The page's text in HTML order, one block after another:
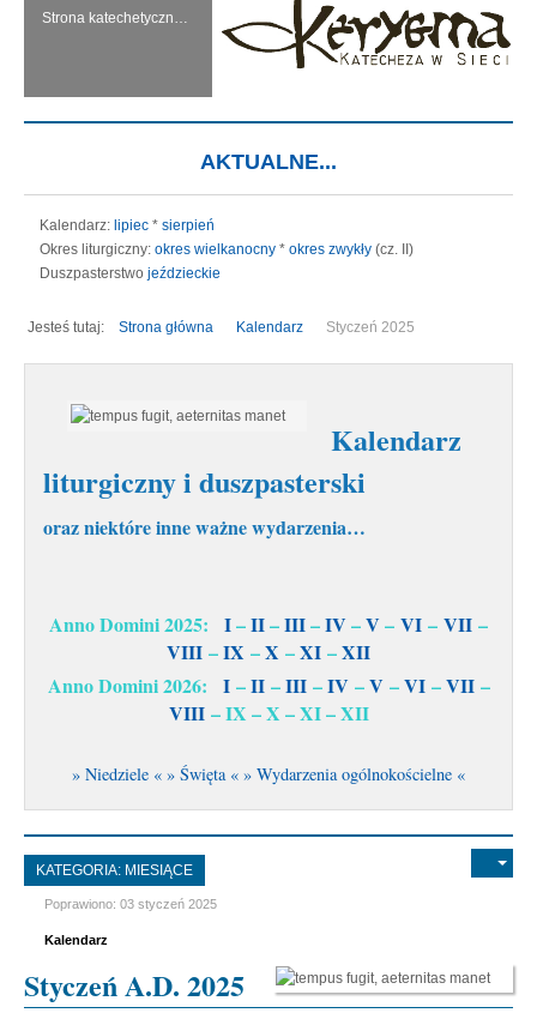
Strona katechetyczna KERYGMA jest próbą włączenia środków informatyki w dzieło głoszenia Ewangelii, zwłaszcza w ramach szkolnej katechezy.
AKTUALNE...
Kalendarz: lipiec * sierpień
Okres liturgiczny: okres wielkanocny * okres zwykły (cz. II)
Duszpasterstwo jeździeckie
Jesteś tutaj: Strona główna Kalendarz Styczeń 2025
Kalendarz
liturgiczny i duszpasterski
oraz niektóre inne ważne wydarzenia…
Anno Domini 2025: I–II–III–IV–V– VI – VII –
VIII –IX –X –XI –XII
Anno Domini 2026: I–II–III–IV–V–VI–VII–
VIII– IX – X – XI – XII
» Niedziele « » Święta « » Wydarzenia ogólnokościelne «
KATEGORIA: MIESIĄCE
Poprawiono: 03 styczeń 2025
Kalendarz
Styczeń A.D. 2025